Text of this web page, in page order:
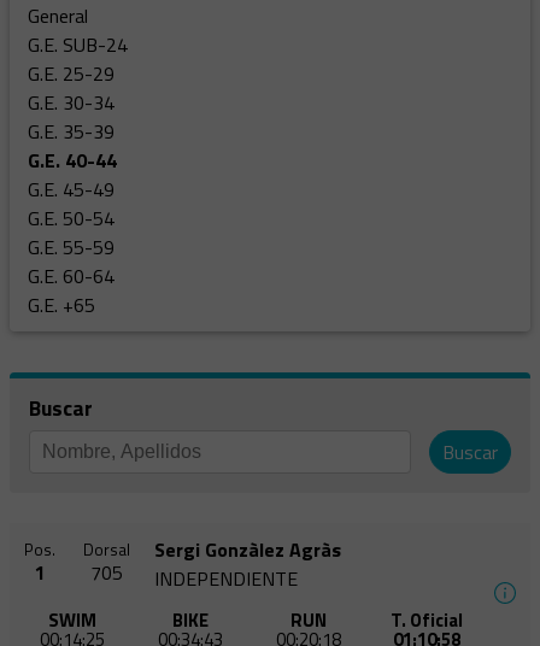
General
G.E. SUB-24
G.E. 25-29
G.E. 30-34
G.E. 35-39
G.E. 40-44
G.E. 45-49
G.E. 50-54
G.E. 55-59
G.E. 60-64
G.E. +65
Buscar
Buscar
Pos.
1
Dorsal
705
Sergi Gonzàlez Agràs
INDEPENDIENTE
SWIM
00:14:25
BIKE
00:34:43
RUN
00:20:18
T. Oficial
01:10:58